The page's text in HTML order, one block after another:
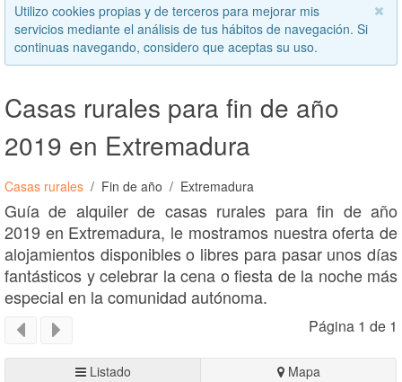
Utilizo cookies propias y de terceros para mejorar mis
servicios mediante el análisis de tus hábitos de navegación. Si
continuas navegando, considero que aceptas su uso.
Casas rurales para fin de año
2019 en Extremadura
Casas rurales Fin de año Extremadura
Guía de alquiler de casas rurales para fin de año
2019 en Extremadura, le mostramos nuestra oferta de
alojamientos disponibles o libres para pasar unos días
fantásticos y celebrar la cena o fiesta de la noche más
especial en la comunidad autónoma.
Página 1 de 1
Listado Mapa